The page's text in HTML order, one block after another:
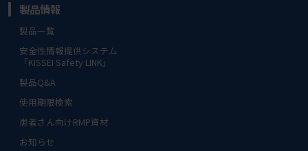
製品情報
製品一覧
安全性情報提供システム
「KISSEI Safety LINK」
製品Q&A
使用期限検索
患者さん向けRMP資材
お知らせ